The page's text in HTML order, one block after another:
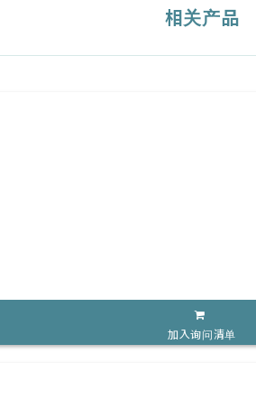
相关产品
加入询问清单